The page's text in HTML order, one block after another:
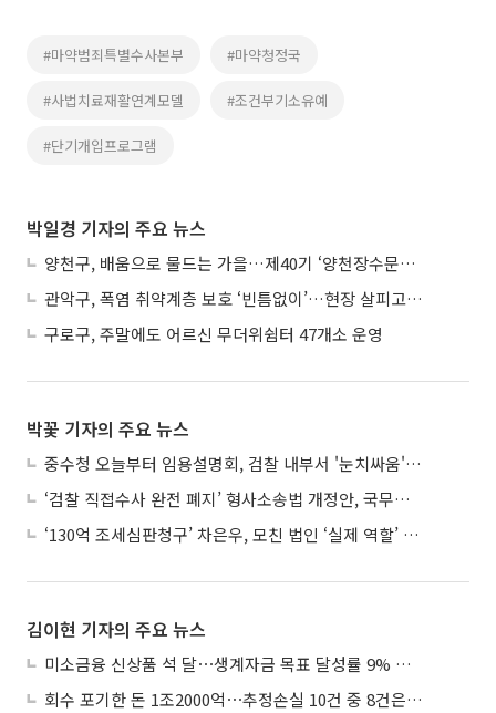
#마약범죄특별수사본부 #마약청정국
#사법치료재활연계모델 #조건부기소유예
#단기개입프로그램
박일경 기자의 주요 뉴스
양천구, 배움으로 물드는 가을…제40기 ‘양천장수문화대학’ 수강생 모집
관악구, 폭염 취약계층 보호 ‘빈틈없이’…현장 살피고 지원 넓힌다
구로구, 주말에도 어르신 무더위쉼터 47개소 운영
박꽃 기자의 주요 뉴스
중수청 오늘부터 임용설명회, 검찰 내부서 '눈치싸움' 기류변화도
‘검찰 직접수사 완전 폐지’ 형사소송법 개정안, 국무회의 통과
‘130억 조세심판청구’ 차은우, 모친 법인 ‘실제 역할’ 다툴 듯
김이현 기자의 주요 뉴스
미소금융 신상품 석 달⋯생계자금 목표 달성률 9% 그쳐
회수 포기한 돈 1조2000억⋯추정손실 10건 중 8건은 기업대출